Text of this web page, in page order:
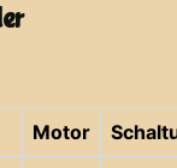
Motor